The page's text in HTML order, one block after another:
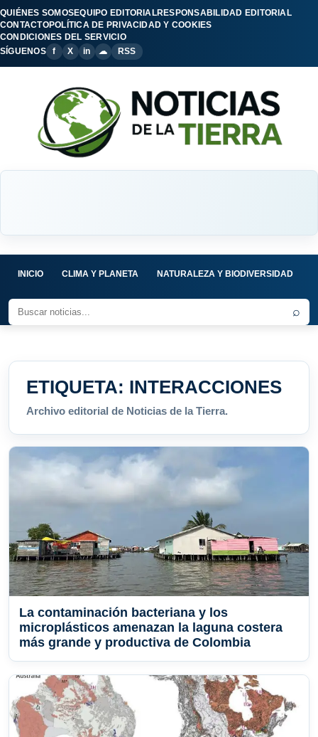
QUIÉNES SOMOSEQUIPO EDITORIALRESPONSABILIDAD EDITORIAL
CONTACTOPOLÍTICA DE PRIVACIDAD Y COOKIES
CONDICIONES DEL SERVICIO
SÍGUENOS
f X in ☁ RSS
INICIO CLIMA Y PLANETA NATURALEZA Y BIODIVERSIDAD
⌕
ETIQUETA: INTERACCIONES
Archivo editorial de Noticias de la Tierra.
La contaminación bacteriana y los
microplásticos amenazan la laguna costera
más grande y productiva de Colombia